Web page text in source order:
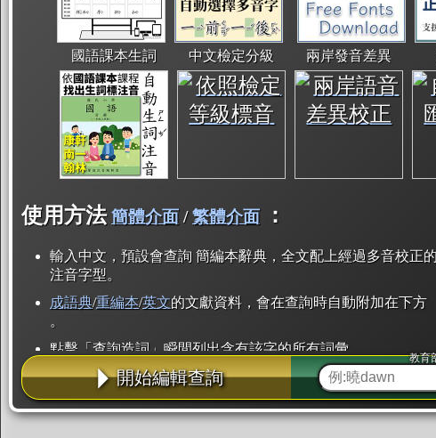
國語課本生詞 中文檢定分級 兩岸發音差異
使用方法 簡體介面/繁體介面 ：
輸入中文，預設會查詢 簡編本辭典，全文配上經過多音校正
注音字型。
成語典/重編本/英文的文獻資料，會在查詢時自動附加在下方
。
點擊「查詢造詞」瞬間列出含有該字的所有詞彙。
點「部首」瞬間列出所有「同部首字」。也支援查詢「同注
辭典解釋的全文都經過自動斷詞，點擊便可瞬間「連續查詢
用手動重複輸入。
開始編輯查詢
教育